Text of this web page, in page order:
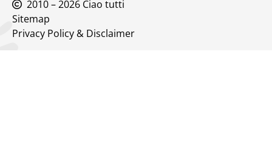
2010 – 2026 Ciao tutti
Sitemap
Privacy Policy & Disclaimer